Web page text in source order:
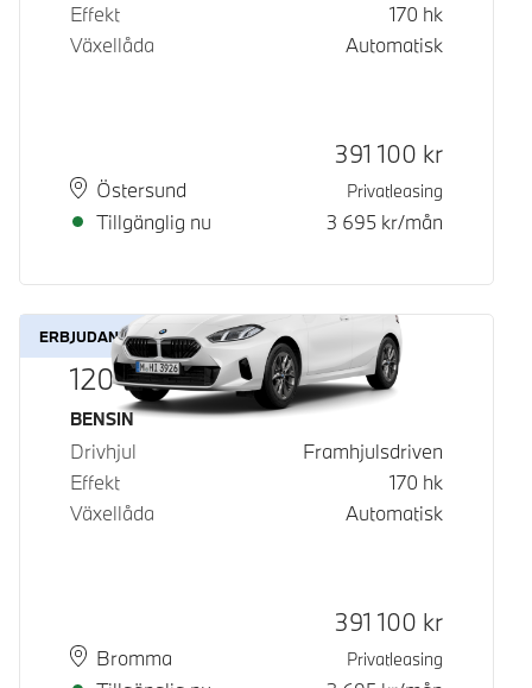
Effekt
170 hk
Växellåda
Automatisk
PlatsÖstersund
Leveranstid
Tillgänglig nu
Kontantpris
391 100 kr
Privatleasing
3 695 kr/mån
ERBJUDANDE
120
Bränsle
BENSIN
Drivhjul
Framhjulsdriven
Effekt
170 hk
Växellåda
Automatisk
PlatsBromma
Leveranstid
Kontantpris
391 100 kr
Privatleasing